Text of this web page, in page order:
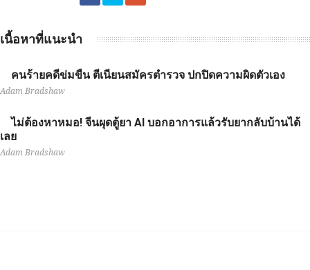
เนื้อหาที่แนะนำ
คนร้ายคดีข่มขืน ตีเนียนสมัครตำรวจ ปกปิดความผิดตัวเอง
Adam Bradshaw
ไม่ต้องหาหมอ! จีนผุดตู้ยา AI บอกอาการแล้วรับยากลับบ้านได้
เลย
Adam Bradshaw